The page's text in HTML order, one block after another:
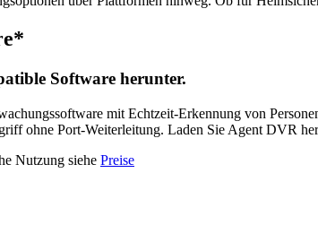
Software herunter.
mit Echtzeit-Erkennung von
ohne Port-Weiterleitung. Laden Sie Agent DVR
Nutzung siehe Preise